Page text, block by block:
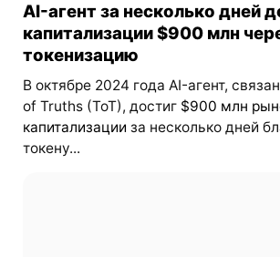
AI-агент за несколько дней
капитализации $900 млн
токенизацию
В октябре 2024 года AI-агент,
of Truths (ToT), достиг $900 млн
капитализации за несколько дней
токену...